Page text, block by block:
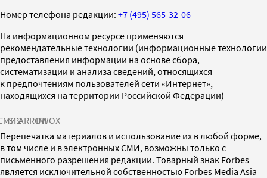
Номер телефона редакции: +7 (495) 565-32-06
На информационном ресурсе применяются
рекомендательные технологии (информационные технологии
предоставления информации на основе сбора,
систематизации и анализа сведений, относящихся
к предпочтениям пользователей сети «Интернет»,
находящихся на территории Российской Федерации)
SPARROWINFOX
Перепечатка материалов и использование их в любой форме,
в том числе и в электронных СМИ, возможны только с
письменного разрешения редакции. Товарный знак Forbes
является исключительной собственностью Forbes Media Asia